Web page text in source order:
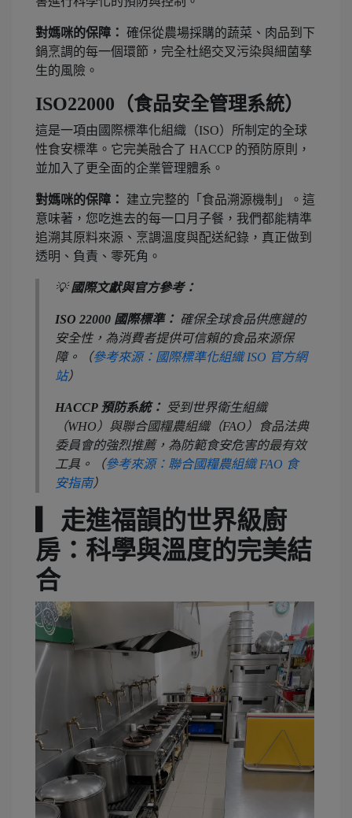
對媽咪的保障： 確保從農場採購的蔬菜、肉品到下
鍋烹調的每一個環節，完全杜絕交叉污染與細菌孳
生的風險。
ISO22000（食品安全管理系統）
這是一項由國際標準化組織（ISO）所制定的全球
性食安標準。它完美融合了 HACCP 的預防原則，
並加入了更全面的企業管理體系。
對媽咪的保障：
建立完整的「食品溯源機制」。這
意味著，您吃進去的每一口月子餐，我們都能精準
追溯其原料來源、烹調溫度與配送紀錄，真正做到
透明、負責、零死角。
💡國際文獻與官方參考：
ISO 22000 國際標準： 確保全球食品供應鏈的
安全性，為消費者提供可信賴的食品來源保
障。（參考來源：國際標準化組織 ISO 官方網
站）
HACCP 預防系統： 受到世界衛生組織
（WHO）與聯合國糧農組織（FAO）食品法典
委員會的強烈推薦，為防範食安危害的最有效
工具。（參考來源：聯合國糧農組織 FAO 食
安指南）
▎走進福韻的世界級廚
房：科學與溫度的完美結
合